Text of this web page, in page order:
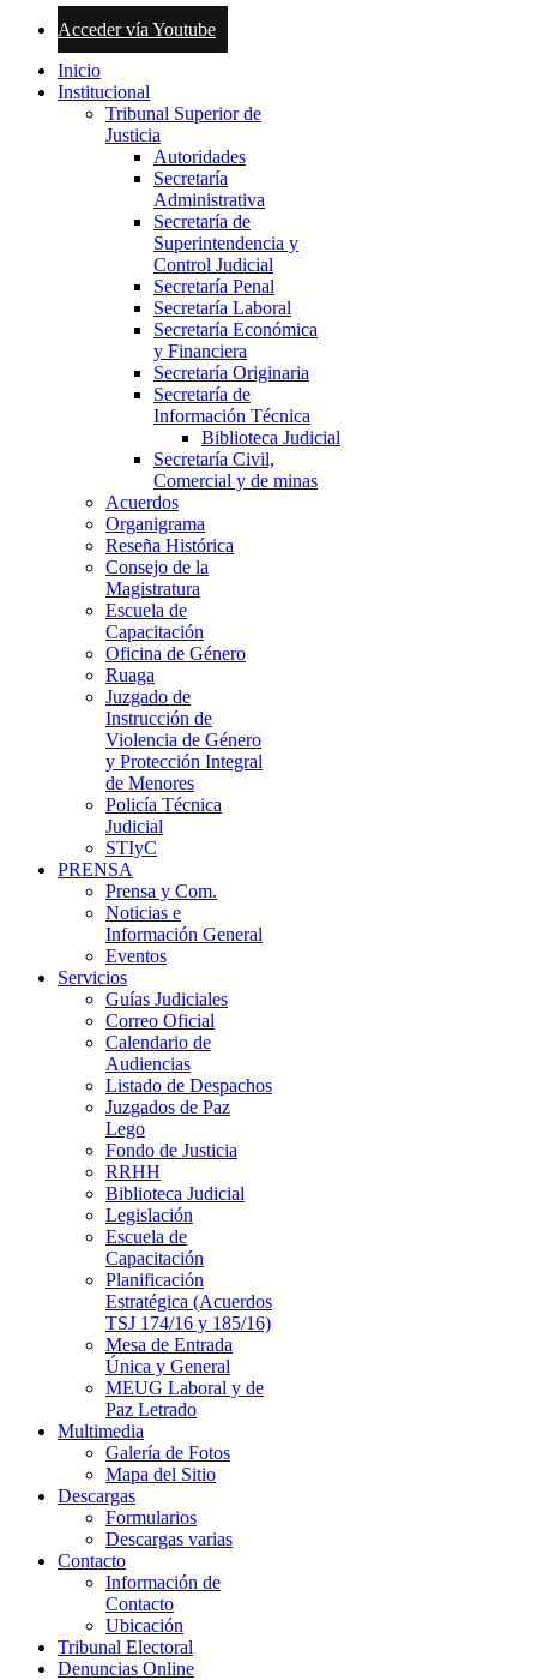
Acceder vía Youtube
Inicio
Institucional
Tribunal Superior de
Justicia
Autoridades
Secretaría
Administrativa
Secretaría de
Superintendencia y
Control Judicial
Secretaría Penal
Secretaría Laboral
Secretaría Económica
y Financiera
Secretaría Originaria
Secretaría de
Información Técnica
Biblioteca Judicial
Secretaría Civil,
Comercial y de minas
Acuerdos
Organigrama
Reseña Histórica
Consejo de la
Magistratura
Escuela de
Capacitación
Oficina de Género
Ruaga
Juzgado de
Instrucción de
Violencia de Género
y Protección Integral
de Menores
Policía Técnica
Judicial
STIyC
PRENSA
Prensa y Com.
Noticias e
Información General
Eventos
Servicios
Guías Judiciales
Correo Oficial
Calendario de
Audiencias
Listado de Despachos
Juzgados de Paz
Lego
Fondo de Justicia
RRHH
Biblioteca Judicial
Legislación
Escuela de
Capacitación
Planificación
Estratégica (Acuerdos
TSJ 174/16 y 185/16)
Mesa de Entrada
Única y General
MEUG Laboral y de
Paz Letrado
Multimedia
Galería de Fotos
Mapa del Sitio
Descargas
Formularios
Descargas varias
Contacto
Información de
Contacto
Ubicación
Tribunal Electoral
Denuncias Online